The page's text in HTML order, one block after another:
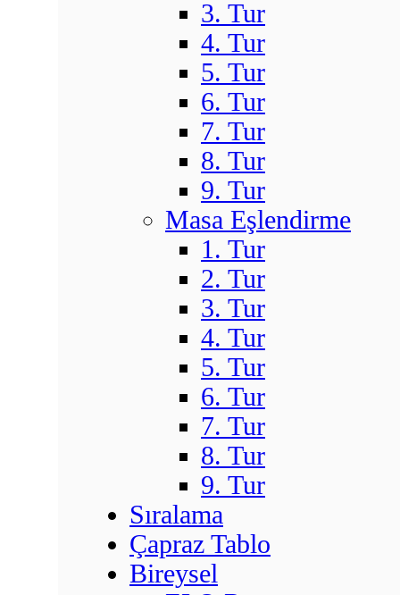
3. Tur
4. Tur
5. Tur
6. Tur
7. Tur
8. Tur
9. Tur
Masa Eşlendirme
1. Tur
2. Tur
3. Tur
4. Tur
5. Tur
6. Tur
7. Tur
8. Tur
9. Tur
Sıralama
Çapraz Tablo
Bireysel